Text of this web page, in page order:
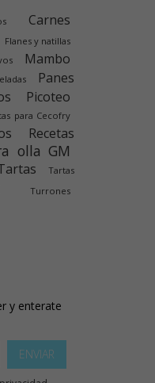
Carnes
Flanes y natillas
Mambo
Panes
Picoteo
para Cecofry
Recetas
olla GM
Tartas
Turrones
y enterate
ENVIAR